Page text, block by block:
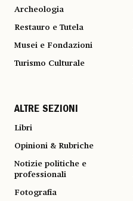
Archeologia
Restauro e Tutela
Musei e Fondazioni
Turismo Culturale
ALTRE SEZIONI
Libri
Opinioni & Rubriche
Notizie politiche e
professionali
Fotografia